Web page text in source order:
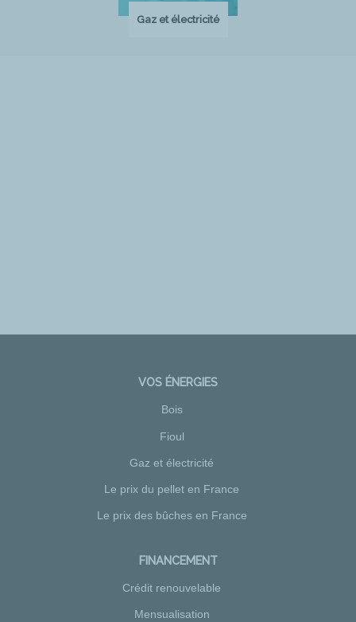
Gaz et électricité
VOS ÉNERGIES
Bois
Fioul
Gaz et électricité
Le prix du pellet en France
Le prix des bûches en France
FINANCEMENT
Crédit renouvelable
Mensualisation